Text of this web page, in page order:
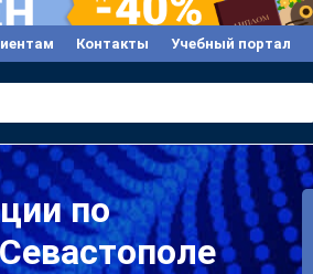
Контакты Учебный портал
по